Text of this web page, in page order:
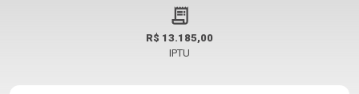
R$ 13.185,00
IPTU